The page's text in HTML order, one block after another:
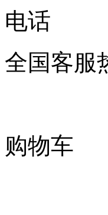
电话
全国客服
购物车